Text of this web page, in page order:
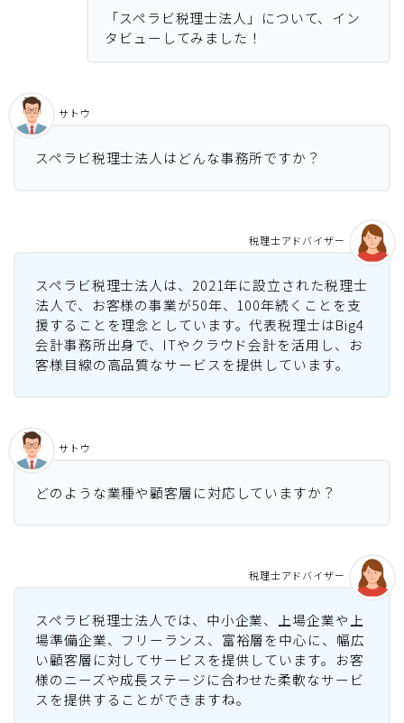
「スペラビ税理士法人」について、イン
タビューしてみました！
スペラビ税理士法人はどんな事務所ですか？
サトウ
スペラビ税理士法人は、2021年に設立された税理士
法人で、お客様の事業が50年、100年続くことを支
援することを理念としています。代表税理士はBig4
会計事務所出身で、ITやクラウド会計を活用し、お
客様目線の高品質なサービスを提供しています。
税理士アドバイザー
どのような業種や顧客層に対応していますか？
サトウ
スペラビ税理士法人では、中小企業、上場企業や上
場準備企業、フリーランス、富裕層を中心に、幅広
い顧客層に対してサービスを提供しています。お客
様のニーズや成長ステージに合わせた柔軟なサービ
スを提供することができますね。
税理士アドバイザー